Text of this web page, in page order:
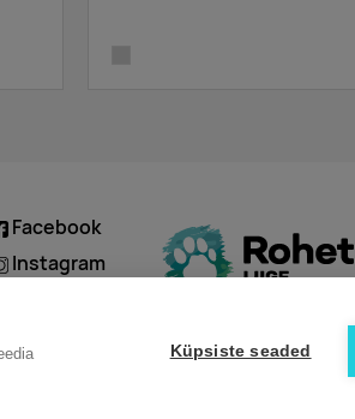
Küpsiste seaded
Facebook
Instagram